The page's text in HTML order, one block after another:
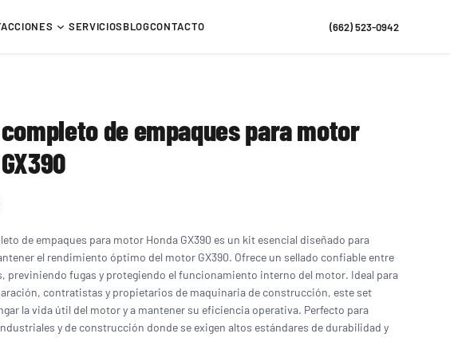
SERVICIOSBLOGCONTACTO (662) 523-0942
de empaques para motor
de empaques para motor Honda GX390 es un kit esencial diseñado para
el rendimiento óptimo del motor GX390. Ofrece un sellado confiable entre
previniendo fugas y protegiendo el funcionamiento interno del motor. Ideal para
contratistas y propietarios de maquinaria de construcción, este set
la vida útil del motor y a mantener su eficiencia operativa. Perfecto para
y de construcción donde se exigen altos estándares de durabilidad y